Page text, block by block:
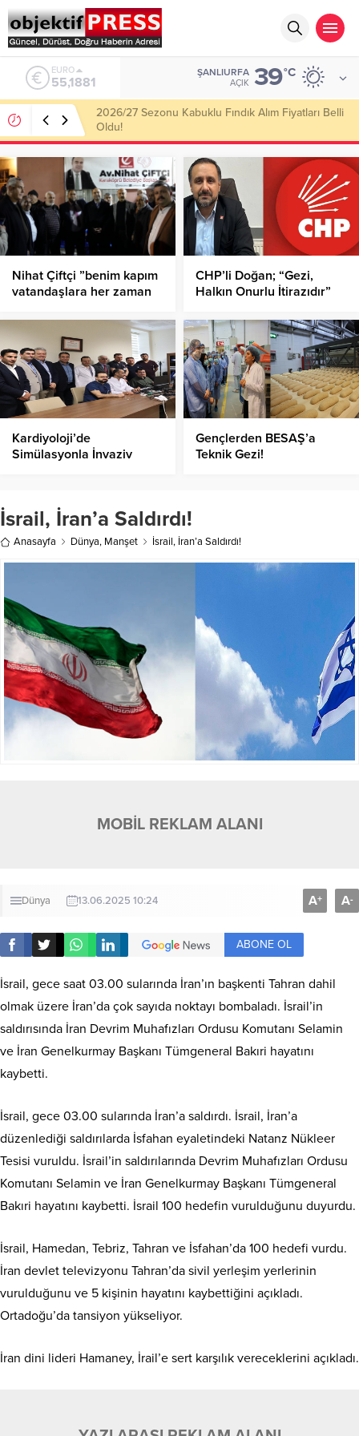
ALTIN
6.660,55
ŞANLIURFA
AÇIK 39°C
Haliliye Belediyesi Her Gün 4 Bin 898 Kişiye Sıcak
Yemek Ulaştırıyor!
Nihat Çiftçi ”benim kapım
vatandaşlara her zaman
CHP’li Doğan; “Gezi,
Halkın Onurlu İtirazıdır”
Kardiyoloji’de
Simülasyonla İnvaziv
Gençlerden BESAŞ’a
Teknik Gezi!
İsrail, İran’a Saldırdı!
Anasayfa Dünya, Manşet İsrail, İran’a Saldırdı!
MOBİL REKLAM ALANI
Dünya 13.06.2025 10:24 A+ A-
ABONE OL
İsrail, gece saat 03.00 sularında İran’ın başkenti Tahran dahil
olmak üzere İran’da çok sayıda noktayı bombaladı. İsrail’in
saldırısında İran Devrim Muhafızları Ordusu Komutanı Selamin
ve İran Genelkurmay Başkanı Tümgeneral Bakıri hayatını
kaybetti.
İsrail, gece 03.00 sularında İran’a saldırdı. İsrail, İran’a
düzenlediği saldırılarda İsfahan eyaletindeki Natanz Nükleer
Tesisi vuruldu. İsrail’in saldırılarında Devrim Muhafızları Ordusu
Komutanı Selamin ve İran Genelkurmay Başkanı Tümgeneral
Bakıri hayatını kaybetti. İsrail 100 hedefin vurulduğunu duyurdu.
İsrail, Hamedan, Tebriz, Tahran ve İsfahan’da 100 hedefi vurdu.
İran devlet televizyonu Tahran’da sivil yerleşim yerlerinin
vurulduğunu ve 5 kişinin hayatını kaybettiğini açıkladı.
Ortadoğu’da tansiyon yükseliyor.
İran dini lideri Hamaney, İrail’e sert karşılık vereceklerini açıkladı.